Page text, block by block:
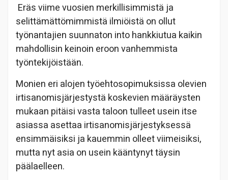
Eräs viime vuosien merkillisimmistä ja
selittämättömimmistä ilmiöistä on ollut
työnantajien suunnaton into hankkiutua kaikin
mahdollisin keinoin eroon vanhemmista
työntekijöistään.
Monien eri alojen työehtosopimuksissa olevien
irtisanomisjärjestystä koskevien määräysten
mukaan pitäisi vasta taloon tulleet usein itse
asiassa asettaa irtisanomisjärjestyksessä
ensimmäisiksi ja kauemmin olleet viimeisiksi,
mutta nyt asia on usein kääntynyt täysin
päälaelleen.